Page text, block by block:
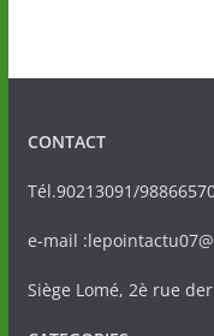
CONTACT
Tél.90213091/
e-mail
Siège Lomé, 2è rue